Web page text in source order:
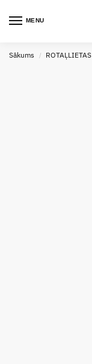
MENU
Sākums / ROTAĻLIETAS